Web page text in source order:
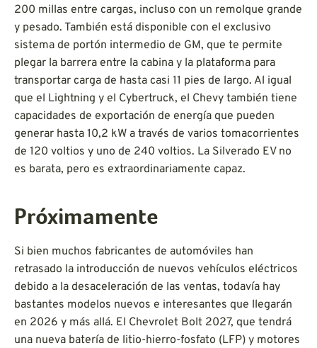
200 millas entre cargas, incluso con un remolque grande
y pesado. También está disponible con el exclusivo
sistema de portón intermedio de GM, que te permite
plegar la barrera entre la cabina y la plataforma para
transportar carga de hasta casi 11 pies de largo. Al igual
que el Lightning y el Cybertruck, el Chevy también tiene
capacidades de exportación de energía que pueden
generar hasta 10,2 kW a través de varios tomacorrientes
de 120 voltios y uno de 240 voltios. La Silverado EV no
es barata, pero es extraordinariamente capaz.
Próximamente
Si bien muchos fabricantes de automóviles han
retrasado la introducción de nuevos vehículos eléctricos
debido a la desaceleración de las ventas, todavía hay
bastantes modelos nuevos e interesantes que llegarán
en 2026 y más allá. El Chevrolet Bolt 2027, que tendrá
una nueva batería de litio-hierro-fosfato (LFP) y motores